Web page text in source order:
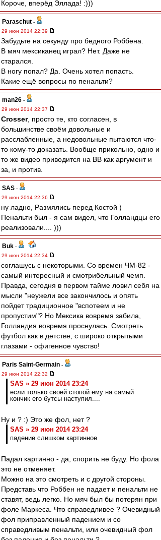
Короче, вперёд Эллада! :)))
Paraschut -
29 июн 2014 22:39
Забудьте на секунду про бедного Роббена.
В мяч мексиканец играл? Нет. Даже не
старался.
В ногу попал? Да. Очень хотел попасть.
Какие ещё вопросы по пенальти?
man26 -
29 июн 2014 22:37
Crosser, просто те, кто согласен, в
большинстве своём довольные и
расслабленные, а недовольные пытаются что-
то кому-то доказать. Вообще прикольно, одно и
то же видео приводится на ВВ как аргумент и
за, и против.
SAS -
29 июн 2014 22:36
ну ладно, Размялись перед Костой )
Пенальти был - я сам видел, что Голландцы его
реализовали.... )))
Buk -
29 июн 2014 22:34
соглашусь с некоторыми. Со времен ЧМ-82 -
самый интересный и смотрибельный чемп.
Правда, сегодня в первом тайме ловил себя на
мысли "неужели все закончилось и опять
пойдет традиционное "вспотеем и не
пропустим"? Но Мексика вовремя забила,
Голландия вовремя проснулась. Смотреть
футбол как в детстве, с широко открытыми
глазами - офигенное чувство!
Paris Saint-Germain -
29 июн 2014 22:32
SAS » 29 июн 2014 23:24
если только своей стопой ему на самый
кончик его бутсы наступил....
Ну и ? :) Это же фол, нет ?
SAS » 29 июн 2014 23:24
падение слишком картинное
Падал картинно - да, спорить не буду. Но фола
это не отменяет.
Можно на это смотреть и с другой стороны.
Представь что Роббен не падает и пенальти не
ставят, ведь легко. Но мяч был бы потерян при
фоле Маркеса. Что справедливее ? Очевидный
фол приправленный падением и со
справедливым пенальти, или очевидный фол